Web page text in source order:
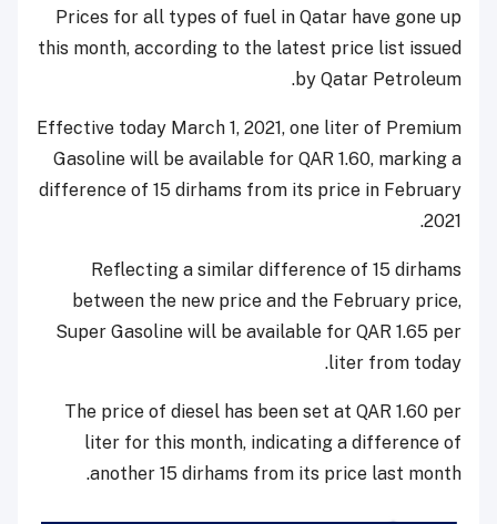
Prices for all types of fuel in Qatar have gone up
this month, according to the latest price list issued
by Qatar Petroleum.
Effective today March 1, 2021, one liter of Premium
Gasoline will be available for QAR 1.60, marking a
difference of 15 dirhams from its price in February
2021.
Reflecting a similar difference of 15 dirhams
between the new price and the February price,
Super Gasoline will be available for QAR 1.65 per
liter from today.
The price of diesel has been set at QAR 1.60 per
liter for this month, indicating a difference of
another 15 dirhams from its price last month.